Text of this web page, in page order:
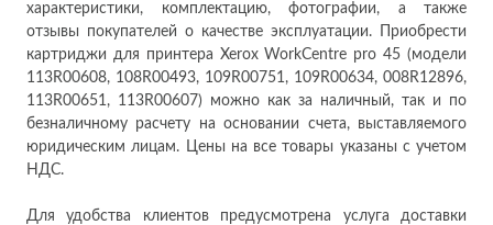
характеристики, комплектацию, фотографии, а также
отзывы покупателей о качестве эксплуатации. Приобрести
картриджи для принтера Xerox WorkCentre pro 45 (модели
113R00608, 108R00493, 109R00751, 109R00634, 008R12896,
113R00651, 113R00607) можно как за наличный, так и по
безналичному расчету на основании счета, выставляемого
юридическим лицам. Цены на все товары указаны с учетом
НДС.
Для удобства клиентов предусмотрена услуга доставки